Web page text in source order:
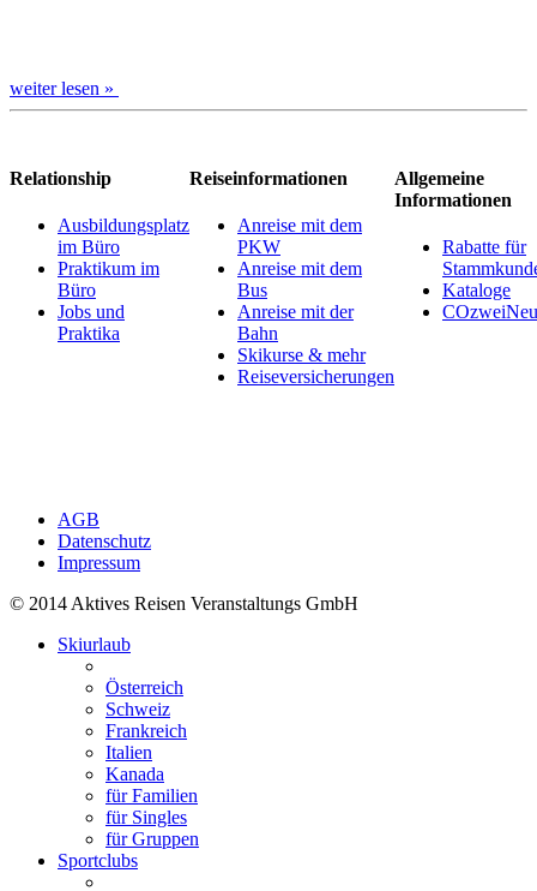
weiter lesen »
Relationship
Ausbildungsplatz
im Büro
Praktikum im
Büro
Jobs und
Praktika
Reiseinformationen
Anreise mit dem
PKW
Anreise mit dem
Bus
Anreise mit der
Bahn
Skikurse & mehr
Reiseversicherungen
Allgemeine
Informationen
Rabatte für
Kataloge
AGB
Datenschutz
Impressum
© 2014 Aktives Reisen Veranstaltungs GmbH
Skiurlaub
Österreich
Schweiz
Frankreich
Italien
Kanada
für Familien
für Singles
für Gruppen
Sportclubs